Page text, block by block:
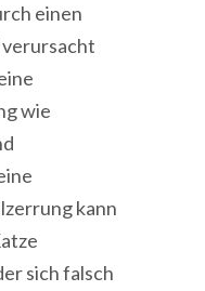
einen
wie
kann
sich falsch